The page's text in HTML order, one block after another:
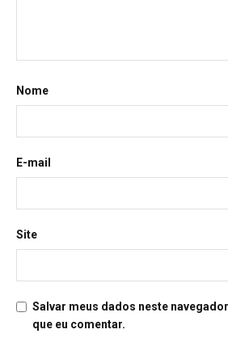
Nome
E-mail
Site
Salvar meus dados neste
que eu comentar.